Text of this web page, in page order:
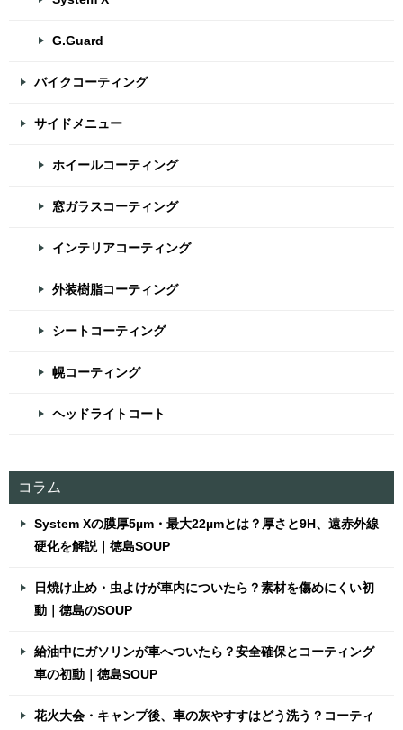
G.Guard
バイクコーティング
サイドメニュー
ホイールコーティング
窓ガラスコーティング
インテリアコーティング
外装樹脂コーティング
シートコーティング
幌コーティング
ヘッドライトコート
コラム
System Xの膜厚5µm・最大22µmとは？厚さと9H、遠赤外線
硬化を解説｜徳島SOUP
日焼け止め・虫よけが車内についたら？素材を傷めにくい初
動｜徳島のSOUP
給油中にガソリンが車へついたら？安全確保とコーティング
車の初動｜徳島SOUP
花火大会・キャンプ後、車の灰やすすはどう洗う？コーティ